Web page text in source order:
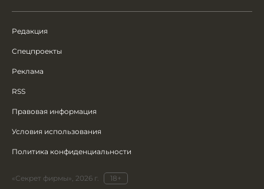
Редакция
Спецпроекты
Реклама
RSS
Правовая информация
Условия использования
Политика конфиденциальности
«Секрет фирмы», 2026 г. 18+